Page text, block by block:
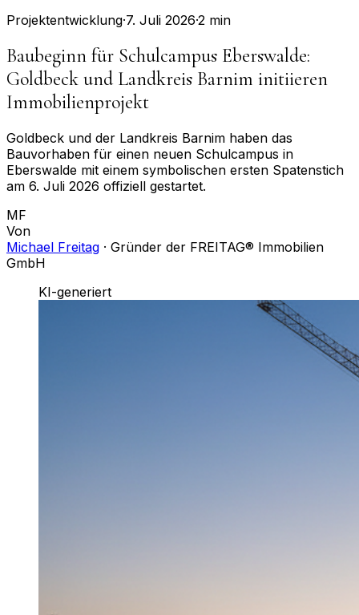
Projektentwicklung·7. Juli 2026·2 min
Baubeginn für Schulcampus Eberswalde:
Goldbeck und Landkreis Barnim initiieren
Immobilienprojekt
Goldbeck und der Landkreis Barnim haben das
Bauvorhaben für einen neuen Schulcampus in
Eberswalde mit einem symbolischen ersten Spatenstich
am 6. Juli 2026 offiziell gestartet.
MF
Von
Michael Freitag · Gründer der FREITAG® Immobilien
GmbH
KI-generiert